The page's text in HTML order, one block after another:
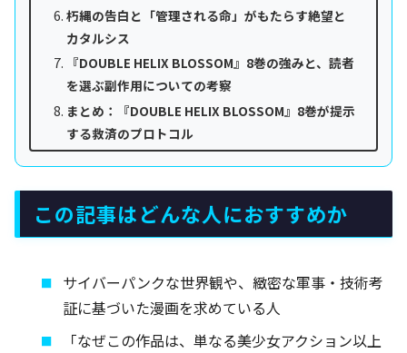
朽縄の告白と「管理される命」がもたらす絶望と
カタルシス
『DOUBLE HELIX BLOSSOM』8巻の強みと、読者
を選ぶ副作用についての考察
まとめ：『DOUBLE HELIX BLOSSOM』8巻が提示
する救済のプロトコル
この記事はどんな人におすすめか
サイバーパンクな世界観や、緻密な軍事・技術考
証に基づいた漫画を求めている人
「なぜこの作品は、単なる美少女アクション以上